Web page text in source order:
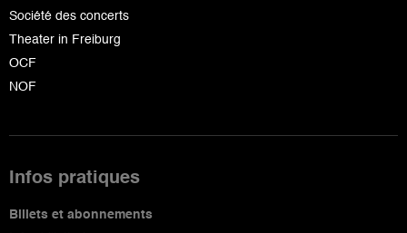
Société des concerts
Theater in Freiburg
OCF
NOF
Infos pratiques
Billets et abonnements